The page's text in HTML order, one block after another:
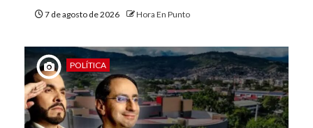
7 de agosto de 2026 Hora En Punto
POLÍTICA